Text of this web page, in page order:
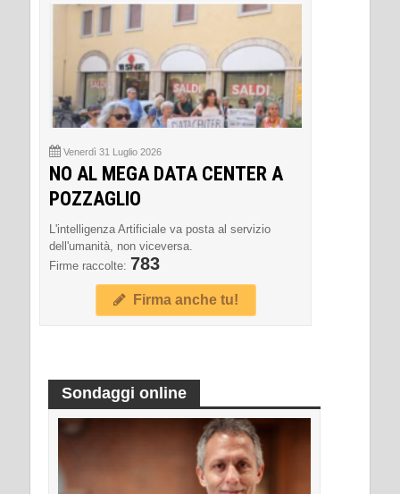
Venerdì 31 Luglio 2026
NO AL MEGA DATA CENTER A
POZZAGLIO
L'intelligenza Artificiale va posta al servizio
dell'umanità, non viceversa.
Firme raccolte: 783
Firma anche tu!
Sondaggi online